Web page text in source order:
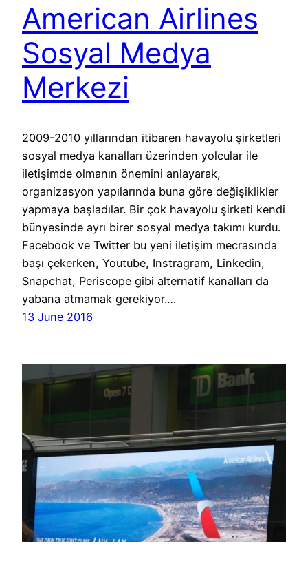
American Airlines
Sosyal Medya
Merkezi
2009-2010 yıllarından itibaren havayolu şirketleri
sosyal medya kanalları üzerinden yolcular ile
iletişimde olmanın önemini anlayarak,
organizasyon yapılarında buna göre değişiklikler
yapmaya başladılar. Bir çok havayolu şirketi kendi
bünyesinde ayrı birer sosyal medya takımı kurdu.
Facebook ve Twitter bu yeni iletişim mecrasında
başı çekerken, Youtube, Instragram, Linkedin,
Snapchat, Periscope gibi alternatif kanalları da
yabana atmamak gerekiyor.…
13 June 2016